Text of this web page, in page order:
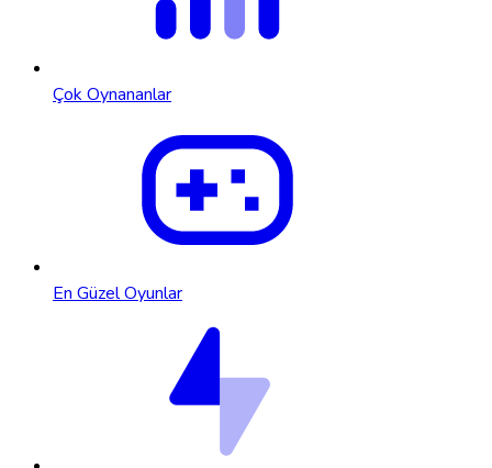
Çok Oynananlar
En Güzel Oyunlar